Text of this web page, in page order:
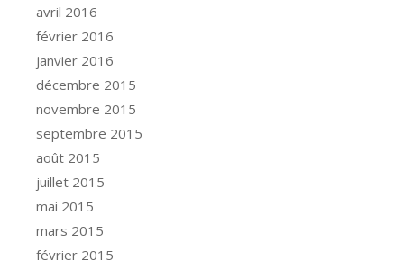
avril 2016
février 2016
janvier 2016
décembre 2015
novembre 2015
septembre 2015
août 2015
juillet 2015
mai 2015
mars 2015
février 2015